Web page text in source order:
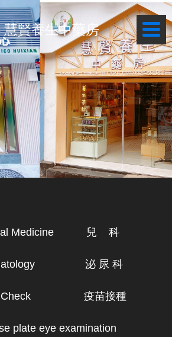
賢養生中藥房
Medicine 兒 科
泌 尿 科
Check 疫苗接種
plate eye examination